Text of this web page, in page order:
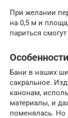
При желании
на 0,5 м и
париться
Особенности
Бани в наших
сакральное.
канонам,
материалы, и
поменялась.